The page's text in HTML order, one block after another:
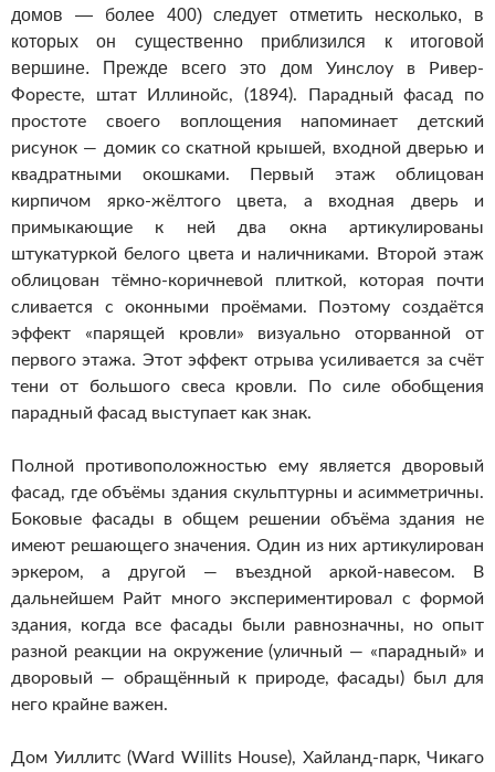
домов — более 400) следует отметить несколько, в
которых он существенно приблизился к итоговой
вершине. Прежде всего это дом Уинслоу в Ривер-
Форесте, штат Иллинойс, (1894).
Парадный фасад по
простоте своего воплощения напоминает детский
рисунок — домик со скатной крышей, входной дверью и
квадратными окошками. Первый этаж облицован
кирпичом ярко-жёлтого цвета, а входная дверь и
примыкающие к ней два окна артикулированы
штукатуркой белого цвета и наличниками. Второй этаж
облицован тёмно-коричневой плиткой, которая почти
сливается с оконными проёмами. Поэтому создаётся
эффект «парящей кровли» визуально оторванной от
первого этажа. Этот эффект отрыва усиливается за счёт
тени от большого свеса кровли. По силе обобщения
парадный фасад выступает как знак.
Полной противоположностью ему является дворовый
фасад, где объёмы здания скульптурны и асимметричны.
Боковые фасады в общем решении объёма здания не
имеют решающего значения. Один из них артикулирован
эркером, а другой — въездной аркой-навесом. В
дальнейшем Райт много экспериментировал с формой
здания, когда все фасады были равнозначны, но опыт
разной реакции на окружение (уличный — «парадный» и
дворовый — обращённый к природе, фасады) был для
него крайне важен.
Дом Уиллитс (Ward Willits House), Хайланд-парк, Чикаго